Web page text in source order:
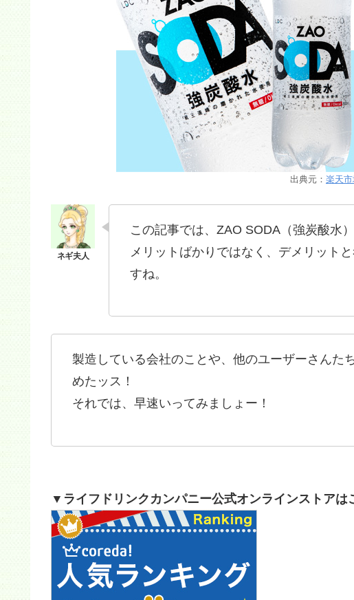
出典元： 楽天
この記事では、ZAO SODA（強炭酸水
メリットばかりではなく、デメリット
すね。
製造している会社のことや、他のユーザーさんた
めたッス！
それでは、早速いってみましょー！
▼ライフドリンクカンパニー公式オンラインストアは